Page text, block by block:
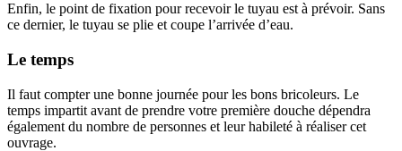
Enfin, le point de fixation pour recevoir le tuyau est à prévoir. Sans
ce dernier, le tuyau se plie et coupe l’arrivée d’eau.
Le temps
Il faut compter une bonne journée pour les bons bricoleurs. Le
temps impartit avant de prendre votre première douche dépendra
également du nombre de personnes et leur habileté à réaliser cet
ouvrage.